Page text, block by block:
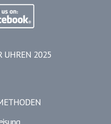
UHREN 2025